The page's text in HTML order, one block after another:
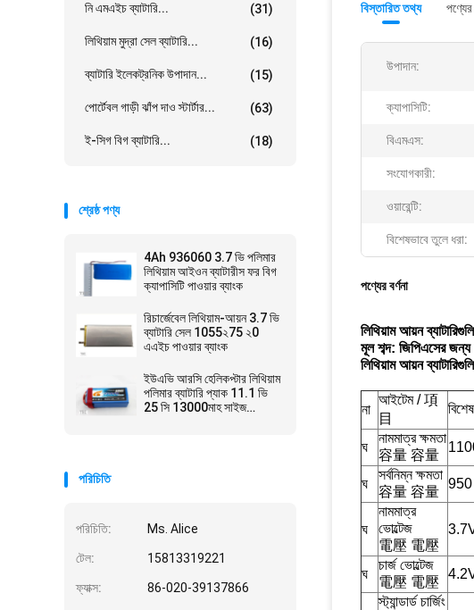
নি এমএইচ ব্যাটারি... (31)
লিথিয়াম মুদ্রা সেল ব্যাটারি... (16)
ব্যাটারি ইলেকট্রনিক উপাদান... (15)
পোর্টেবল গাড়ী ঝাঁপ দাও স্টার্টার... (63)
ই-সিগ বিগ ব্যাটারি... (18)
শ্রেষ্ঠ পণ্য
4Ah 936060 3.7 ভি পলিমার
লিথিয়াম আইওন ব্যাটারীস ফর বিগ
ক্যাপাসিটি পাওয়ার ব্যাংক
রিচার্জেবেল লিথিয়াম-আয়ন 3.7 ভি
ব্যাটারি সেল 1055২75 ২0
এএইচ পাওয়ার ব্যাংক
ইউএভি আরসি হেলিকপ্টার লিথিয়াম
পলিমার ব্যাটারি প্যাক 11.1 ভি
25 সি 13000মাহ সাইজ
পরিচিতি
পরিচিতি: Ms. Alice
টেল: 15813319221
ফ্যাক্স: 86-020-39137866
বিস্তারিত তথ্য পণ্যের
উপাদান:
ক্যাপাসিটি:
বিএমএস:
সংযোগকারী:
ওয়ারেন্টি:
বিশেষভাবে তুলে ধরা:
পণ্যের বর্ণনা
লিথিয়াম আয়ন
মূল শব্দ: জিপিএসের
লিথিয়াম আয়ন
না
আইটেম / 項
目
ঘ
নামমাত্র ক্ষমতা
容量 容量
ঘ
সর্বনিম্ন ক্ষমতা
容量 容量
950
ঘ
নামমাত্র
ভোল্টেজ
電壓 電壓
ঘ
চার্জ ভোল্টেজ
電壓 電壓
স্ট্যান্ডার্ড চার্জিং